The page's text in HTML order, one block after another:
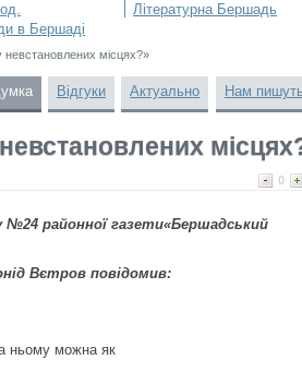
в Бершаді
Літературна Бершадь
невстановлених місцях?»
Відгуки Актуально Нам пишуть
0
№24 районної газети«Бершадський
Вєтров повідомив:
ньому можна як